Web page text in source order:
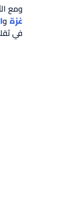
ومع
غزة و
في